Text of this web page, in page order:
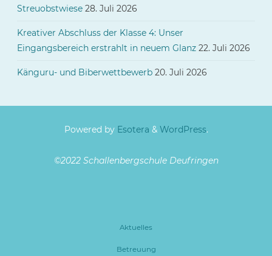
Streuobstwiese 28. Juli 2026
Kreativer Abschluss der Klasse 4: Unser
Eingangsbereich erstrahlt in neuem Glanz 22. Juli 2026
Känguru- und Biberwettbewerb 20. Juli 2026
Powered byEsotera & WordPress.
©2022 Schallenbergschule Deufringen
Aktuelles
Betreuung